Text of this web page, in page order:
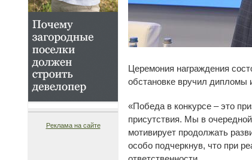
Реклама на сайте
Церемония награждения
обстановке вручил дипломы
«Победа в конкурсе – это
присутствия. Мы в
мотивирует продолжать
особо подчеркнув, что при